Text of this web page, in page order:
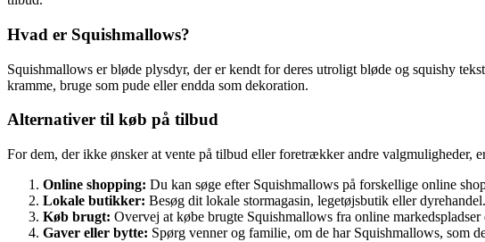
Hvad er Squishmallows?
Squishmallows er bløde plysdyr, der er kendt for deres utroligt bløde og squishy
kramme, bruge som pude eller endda som dekoration.
Alternativer til køb på tilbud
For dem, der ikke ønsker at vente på tilbud eller foretrækker andre valgmuligheder,
Online shopping: Du kan søge efter Squishmallows på forskellige online
Lokale butikker: Besøg dit lokale stormagasin, legetøjsbutik eller
Køb brugt: Overvej at købe brugte Squishmallows fra online
Gaver eller bytte: Spørg venner og familie, om de har Squishmallows, som